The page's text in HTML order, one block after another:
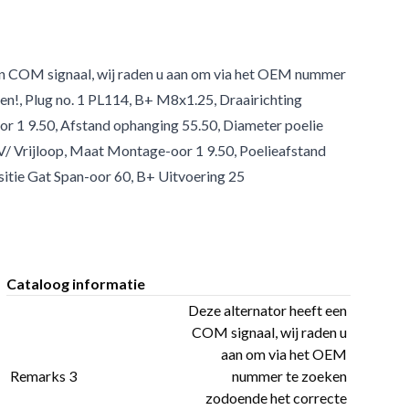
signaal, wij raden u aan om via het OEM nummer
Plug no. 1 PL114, B+ M8x1.25, Draairichting
1 9.50, Afstand ophanging 55.50, Diameter poelie
Vrijloop, Maat Montage-oor 1 9.50, Poelieafstand
Gat Span-oor 60, B+ Uitvoering 25
Cataloog informatie
Remarks 3
Deze alternator heeft een
COM signaal, wij raden u
aan om via het OEM
nummer te zoeken
zodoende het correcte